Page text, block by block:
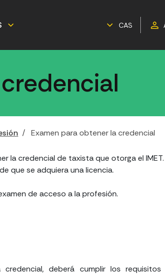
CAS
Examen para obtener la credencial
la credencial de taxista que otorga el
que se adquiera una licencia.
de acceso a la profesión.
deberá cumplir los